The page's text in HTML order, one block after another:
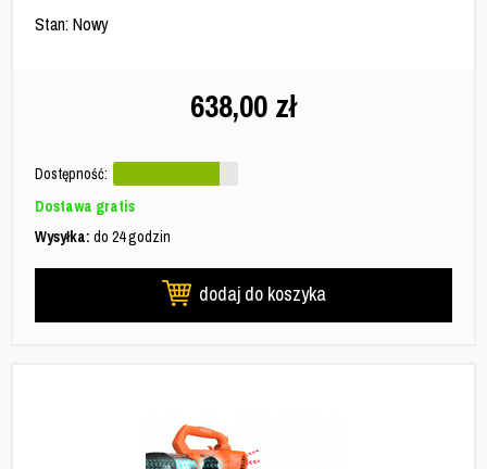
Stan: Nowy
638,00 zł
Dostępność:
Dostawa gratis
Wysyłka: do 24 godzin
dodaj do koszyka